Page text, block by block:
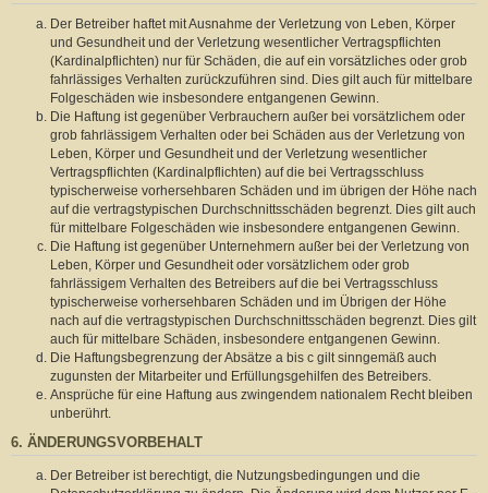
Der Betreiber haftet mit Ausnahme der Verletzung von Leben, Körper
und Gesundheit und der Verletzung wesentlicher Vertragspflichten
(Kardinalpflichten) nur für Schäden, die auf ein vorsätzliches oder grob
fahrlässiges Verhalten zurückzuführen sind. Dies gilt auch für mittelbare
Folgeschäden wie insbesondere entgangenen Gewinn.
Die Haftung ist gegenüber Verbrauchern außer bei vorsätzlichem oder
grob fahrlässigem Verhalten oder bei Schäden aus der Verletzung von
Leben, Körper und Gesundheit und der Verletzung wesentlicher
Vertragspflichten (Kardinalpflichten) auf die bei Vertragsschluss
typischerweise vorhersehbaren Schäden und im übrigen der Höhe nach
auf die vertragstypischen Durchschnittsschäden begrenzt. Dies gilt auch
für mittelbare Folgeschäden wie insbesondere entgangenen Gewinn.
Die Haftung ist gegenüber Unternehmern außer bei der Verletzung von
Leben, Körper und Gesundheit oder vorsätzlichem oder grob
fahrlässigem Verhalten des Betreibers auf die bei Vertragsschluss
typischerweise vorhersehbaren Schäden und im Übrigen der Höhe
nach auf die vertragstypischen Durchschnittsschäden begrenzt. Dies gilt
auch für mittelbare Schäden, insbesondere entgangenen Gewinn.
Die Haftungsbegrenzung der Absätze a bis c gilt sinngemäß auch
zugunsten der Mitarbeiter und Erfüllungsgehilfen des Betreibers.
Ansprüche für eine Haftung aus zwingendem nationalem Recht bleiben
unberührt.
6. ÄNDERUNGSVORBEHALT
Der Betreiber ist berechtigt, die Nutzungsbedingungen und die